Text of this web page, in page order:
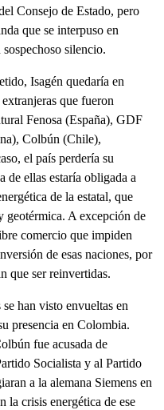
Consejo de Estado, pero
que se interpuso en
silencio.
Isagén quedaría en
que fueron
Fenosa (España), GDF
Colbún (Chile),
el país perdería su
de ellas estaría obligada a
de la estatal, que
geotérmica. A excepción de
comercio que impiden
de esas naciones, por
que ser reinvertidas.
han visto envueltas en
presencia en Colombia.
fue acusada de
Socialista y al Partido
a la alemana Siemens en
la crisis energética de ese